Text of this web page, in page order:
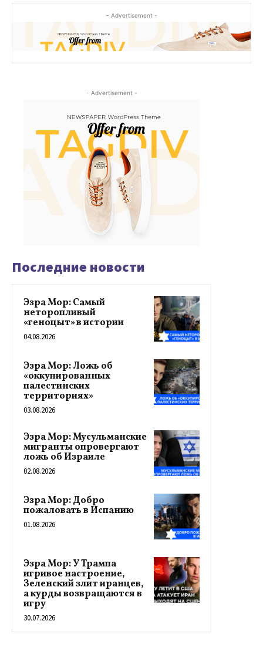
- Advertisement -
- Advertisement -
Последние новости
Эзра Мор: Самый
неторопливый
«геноцыт» в истории
04.08.2026
Эзра Мор: Ложь об
«оккупированных
палестинских
территориях»
03.08.2026
Эзра Мор: Мусульманские
мигранты опровергают
ложь об Израиле
02.08.2026
Эзра Мор: Добро
пожаловать в Испанию
01.08.2026
Эзра Мор: У Трампа
игривое настроение,
Зеленский злит иранцев,
а курды возвращаются в
игру
30.07.2026